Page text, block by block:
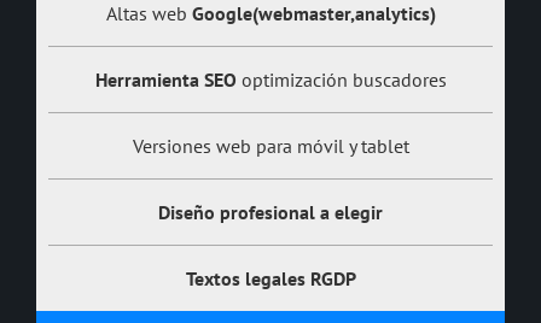
Altas web Google(webmaster,analytics)
Herramienta SEO optimización buscadores
Versiones web para móvil y tablet
Diseño profesional a elegir
Textos legales RGDP